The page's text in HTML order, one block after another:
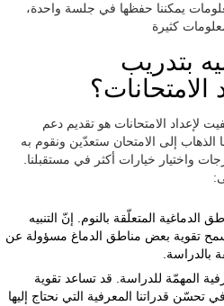
يمكننا حفظها في جلسة واحدة،
كثيرة
بتدريب
الامتحانات؟
لإعداد الامتحانات هو تقديم دعم
الذهاب إلى الامتحان ستعدّين ونقوم به
واختيار خيارات أكثر في مستقبلنا.
الدماغية المتعلّقة بالنوم. إنّ التنبيه
تقوية بعض مناطق الدماغ مسؤولة عن
بالدراسة.
المهمّة للدراسة. قد تساعد تقوية
تحسّن قدراتنا المعرفية التي نحتاج إليها